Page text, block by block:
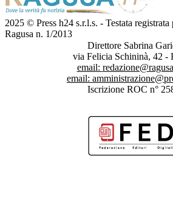
2025 © Press h24 s.r.l.s. - Testata
Ragusa n. 1/2013
Direttore Sabrina
via Felicia Schininà, 42 -
email:
email:
Iscrizione ROC n°